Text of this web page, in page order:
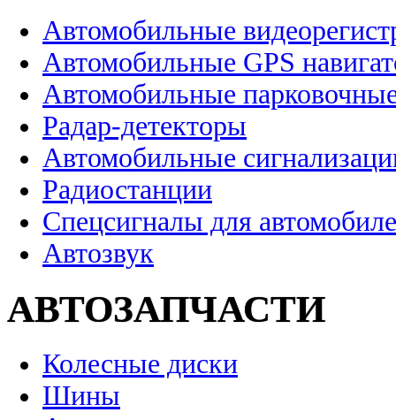
Автомобильные
Автомобильные GPS
Автомобильные
Радар-детекторы
Автомобильные
Радиостанции
Спецсигналы для
Автозвук
АВТОЗАПЧАСТИ
Колесные диски
Шины